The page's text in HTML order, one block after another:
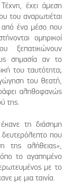
έχει άμεση
του αναρωτιέται
από ένα μέσο που
ομηρικοί
ξεπατικώνουν
σημασία αν το
του ταυτότητα;
του θεατή,
αληθοφανώς
της.
τη διάσημη
που
της αλήθειας»,
το αγαπημένο
με το
με μια ταινία.